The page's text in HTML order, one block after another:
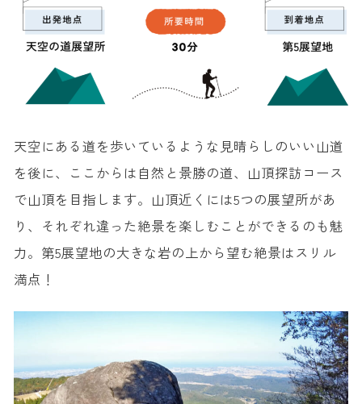
天空にある道を歩いているような見晴らしのいい山道
を後に、ここからは自然と景勝の道、山頂探訪コース
で山頂を目指します。山頂近くには5つの展望所があ
り、それぞれ違った絶景を楽しむことができるのも魅
力。第5展望地の大きな岩の上から望む絶景はスリル
満点！